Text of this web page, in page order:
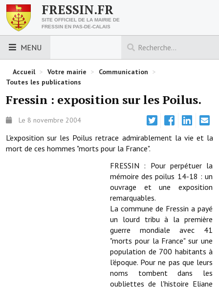
FRESSIN.FR
SITE OFFICIEL DE LA MAIRIE DE
FRESSIN EN PAS-DE-CALAIS
MENU
LES ESSENTIELS
Découvrez Fressin
Urbanisme
Nous contacter
Accueil > Votre mairie > Communication >
Toutes les publications
Fressin : exposition sur les Poilus.
Le 8 novembre 2004
L'exposition sur les Poilus retrace admirablement la vie et la
mort de ces hommes "morts pour la France".
FRESSIN : Pour perpétuer la
mémoire des poilus 14-18 : un
ouvrage et une exposition
remarquables.
La commune de Fressin a payé
un lourd tribu à la première
guerre mondiale avec 41
"morts pour la France" sur une
population de 700 habitants à
l'époque. Pour ne pas que leurs
noms tombent dans les
oubliettes de l'histoire Eliane